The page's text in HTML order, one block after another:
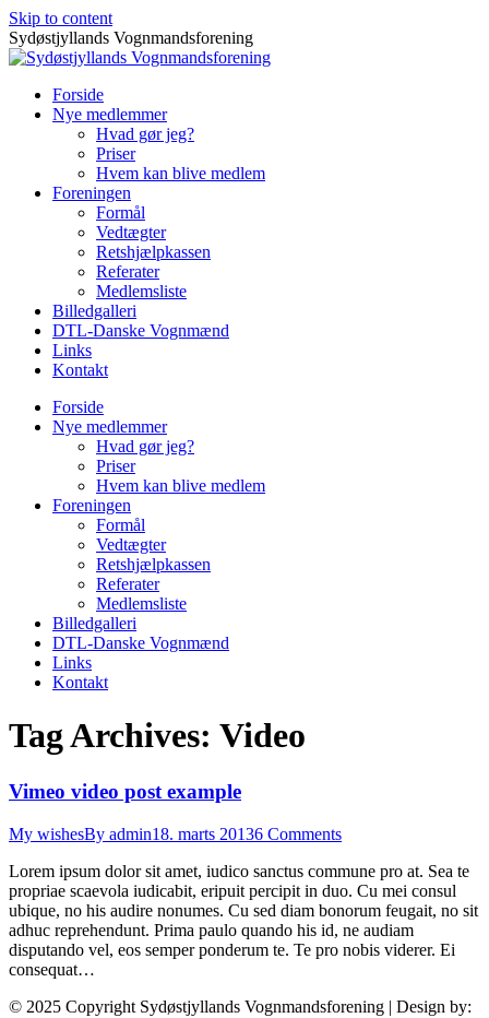
Skip to content
Sydøstjyllands Vognmandsforening
Forside
Nye medlemmer
Hvad gør jeg?
Priser
Hvem kan blive medlem
Foreningen
Formål
Vedtægter
Retshjælpkassen
Referater
Medlemsliste
Billedgalleri
DTL-Danske Vognmænd
Links
Kontakt
Forside
Nye medlemmer
Hvad gør jeg?
Priser
Hvem kan blive medlem
Foreningen
Formål
Vedtægter
Retshjælpkassen
Referater
Medlemsliste
Billedgalleri
DTL-Danske Vognmænd
Links
Kontakt
Tag Archives: Video
Vimeo video post example
My wishesBy admin18. marts 20136 Comments
Lorem ipsum dolor sit amet, iudico sanctus commune pro at. Sea te
propriae scaevola iudicabit, eripuit percipit in duo. Cu mei consul
ubique, no his audire nonumes. Cu sed diam bonorum feugait, no sit
adhuc reprehendunt. Prima paulo quando his id, ne audiam
disputando vel, eos semper ponderum te. Te pro nobis viderer. Ei
consequat…
© 2025 Copyright Sydøstjyllands Vognmandsforening | Design by: